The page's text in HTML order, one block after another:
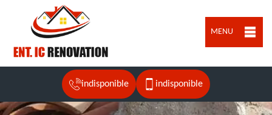
MENU
indisponible indisponible